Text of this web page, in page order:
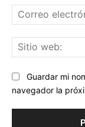
Guardar mi
navegador la